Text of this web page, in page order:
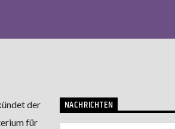
der
für
NACHRICHTEN